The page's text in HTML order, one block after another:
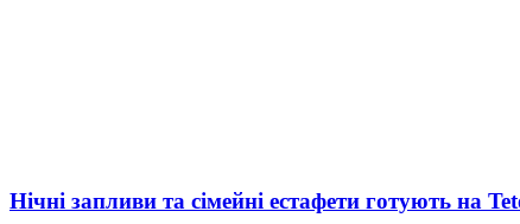
Нічні запливи та сімейні естафети готують на